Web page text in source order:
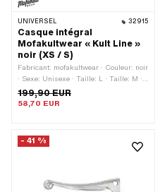
UNIVERSEL 32915
Casque intégral
Mofakultwear « Kult Line »
noir (XS / S)
Fabricant: mofakultwear · Couleur: noir
· Sexe: Unisexe · Taille: L · Taille: M ·
Taille: S · Taille: XL · Taille: XS · Type
de fermeture: Fermeture à cliquet ·
199,90 EUR
58,70 EUR
- 41 %